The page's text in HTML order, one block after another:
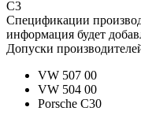
C3
Спецификации
информация будет
Допуски
VW 507 00
VW 504 00
Porsche C30